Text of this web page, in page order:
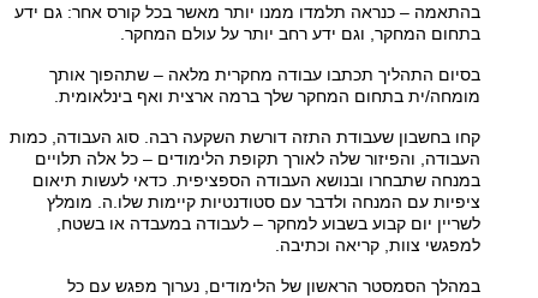
בהתאמה – כנראה תלמדו ממנו יותר מאשר בכל קורס אחר: גם ידע
בתחום המחקר, וגם ידע רחב יותר על עולם המחקר.
בסיום התהליך תכתבו עבודה מחקרית מלאה – שתהפוך אותך
מומחה/ית בתחום המחקר שלך ברמה ארצית ואף בינלאומית.
קחו בחשבון שעבודת התזה דורשת השקעה רבה. סוג העבודה, כמות
העבודה, והפיזור שלה לאורך תקופת הלימודים – כל אלה תלויים
במנחה שתבחרו ובנושא העבודה הספציפית. כדאי לעשות תיאום
ציפיות עם המנחה ולדבר עם סטודנטיות קיימות שלו.ה. מומלץ
לשריין יום קבוע בשבוע למחקר – לעבודה במעבדה או בשטח,
למפגשי צוות, קריאה וכתיבה.
במהלך הסמסטר הראשון של הלימודים, נערוך מפגש עם כל